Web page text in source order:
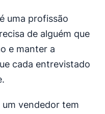
uma profissão
de alguém que
e manter a
cada entrevistado
um vendedor tem